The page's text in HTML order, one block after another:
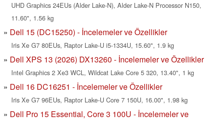
UHD Graphics 24EUs (Alder Lake-N), Alder Lake-N Processor N150,
11.60", 1.56 kg
Dell 15 (DC15250) - İncelemeler ve Özellikler
Iris Xe G7 80EUs, Raptor Lake-U i5-1334U, 15.60", 1.9 kg
Dell XPS 13 (2026) DX13260 - İncelemeler ve Özellikler
Intel Graphics 2 Xe3 WCL, Wildcat Lake Core 5 320, 13.40", 1 kg
Dell 16 DC16251 - İncelemeler ve Özellikler
Iris Xe G7 96EUs, Raptor Lake-U Core 7 150U, 16.00", 1.98 kg
Dell Pro 15 Essential, Core 3 100U - İncelemeler ve